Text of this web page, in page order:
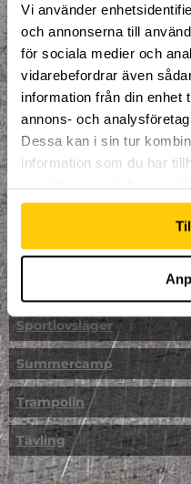
Vi använder
och annonserna till
för sociala medier och
vidarebefordrar även
information från din enhet
annons- och
Dessa kan i sin tur
information som du har
Multisport
Mässa
NPF-Träning
Parkour
Påsk på Dome
Påsklovsläger
Skateboard
Sportlovsläger
Summercamp
Trampolin
Tävling